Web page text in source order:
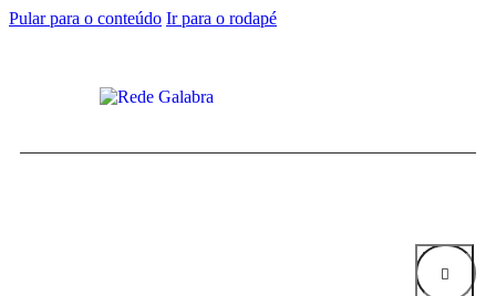
Pular para o conteúdo Ir para o rodapé